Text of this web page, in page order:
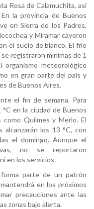
Rosa de Calamuchita, así
la provincia de Buenos
en Sierra de los Padres,
y Miramar cayeron
el suelo de blanco. El frío
registraron mínimas de 1
organismo meteorológico
en gran parte del país y
de Buenos Aires.
el fin de semana. Para
en la ciudad de Buenos
Quilmes y Merlo. El
alcanzarán los 13 °C, con
el domingo. Aunque el
no se reportaron
en los servicios.
parte de un patrón
en los próximos
precauciones ante las
zonas bajo alerta.